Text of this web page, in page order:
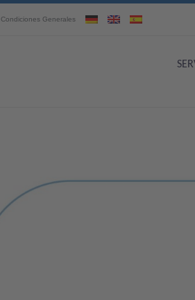
Condiciones Generales